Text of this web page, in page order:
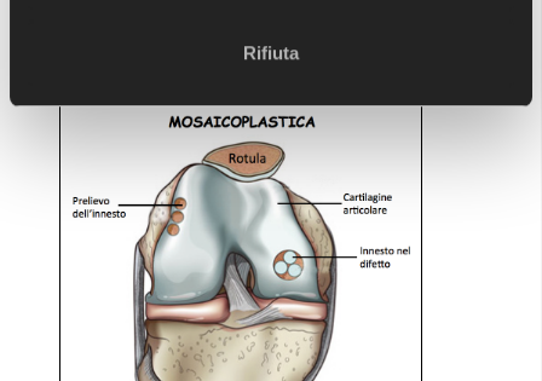
Rifiuta
mosaicoplastica.